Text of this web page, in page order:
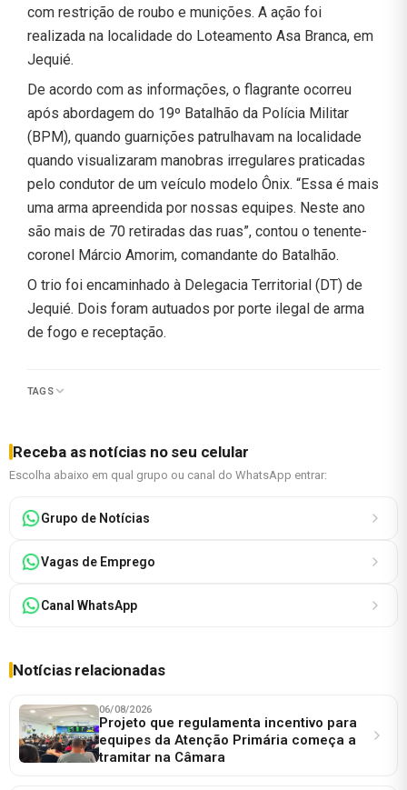
com restrição de roubo e munições. A ação foi
realizada na localidade do Loteamento Asa Branca, em
Jequié.
De acordo com as informações, o flagrante ocorreu
após abordagem do 19º Batalhão da Polícia Militar
(BPM), quando guarnições patrulhavam na localidade
quando visualizaram manobras irregulares praticadas
pelo condutor de um veículo modelo Ônix. “Essa é mais
uma arma apreendida por nossas equipes. Neste ano
são mais de 70 retiradas das ruas”, contou o tenente-
coronel Márcio Amorim, comandante do Batalhão.
O trio foi encaminhado à Delegacia Territorial (DT) de
Jequié. Dois foram autuados por porte ilegal de arma
de fogo e receptação.
TAGS
Receba as notícias no seu celular
Escolha abaixo em qual grupo ou canal do WhatsApp entrar:
Grupo de Notícias
Vagas de Emprego
Canal WhatsApp
Notícias relacionadas
06/08/2026
Projeto que regulamenta incentivo para
equipes da Atenção Primária começa a
tramitar na Câmara